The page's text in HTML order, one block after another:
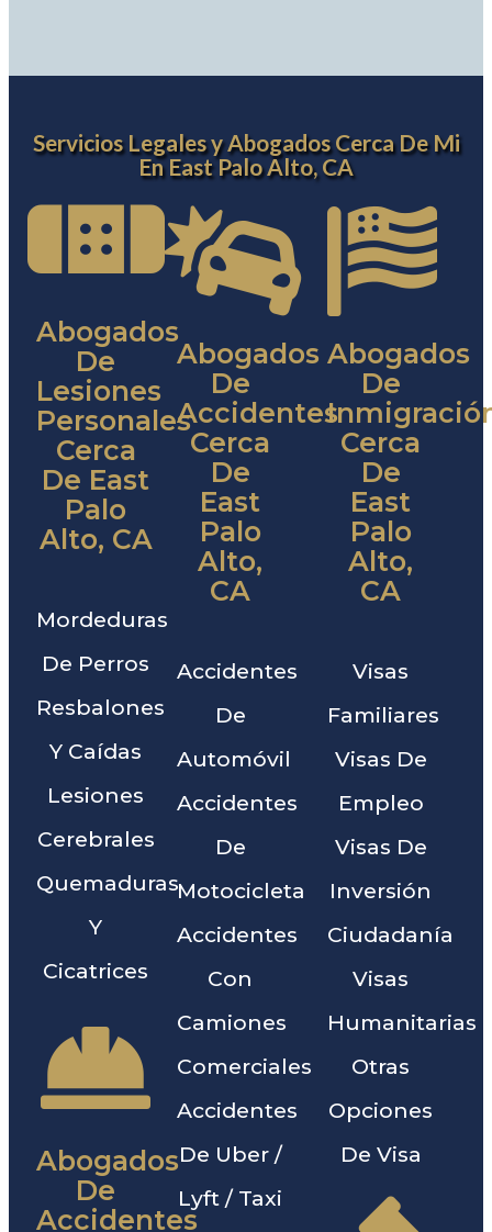
Servicios Legales y Abogados Cerca De Mi
En East Palo Alto, CA
Abogados
De
Lesiones
Personales
Cerca
De East
Palo
Alto, CA
Mordeduras
De Perros
Resbalones
Y Caídas
Lesiones
Cerebrales
Quemaduras
Y
Cicatrices
Abogados
De
Accidentes
Abogados
De
Accidentes
Cerca
De
East
Palo
Alto,
CA
Accidentes
De
Automóvil
Accidentes
De
Motocicleta
Accidentes
Con
Camiones
Comerciales
Accidentes
De Uber /
Lyft / Taxi
Abogados
De
Cerca
De
East
Palo
Alto,
CA
Visas
Familiares
Visas De
Empleo
Visas De
Inversión
Ciudadanía
Visas
Humanitarias
Otras
Opciones
De Visa